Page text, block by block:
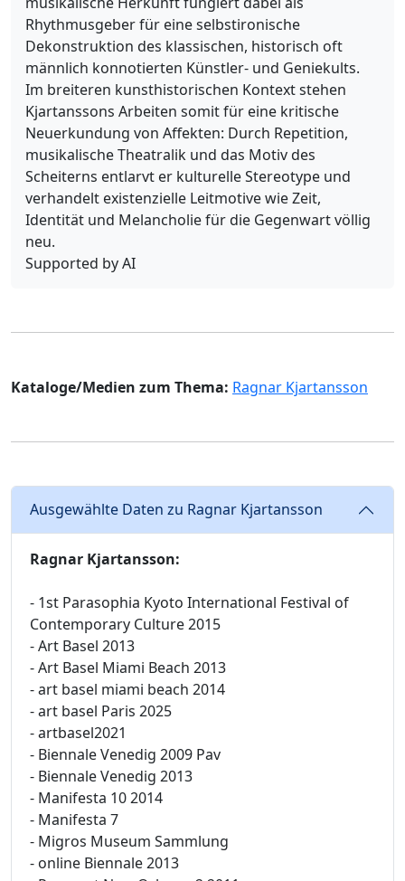
Rhythmusgeber für eine selbstironische
Dekonstruktion des klassischen, historisch oft
männlich konnotierten Künstler- und Geniekults.
Im breiteren kunsthistorischen Kontext stehen
Kjartanssons Arbeiten somit für eine kritische
Neuerkundung von Affekten: Durch Repetition,
musikalische Theatralik und das Motiv des
Scheiterns entlarvt er kulturelle Stereotype und
verhandelt existenzielle Leitmotive wie Zeit,
Identität und Melancholie für die Gegenwart völlig
neu.
Supported by AI
Kataloge/Medien zum Thema: Ragnar Kjartansson
Ausgewählte Daten zu Ragnar Kjartansson
Ragnar Kjartansson:
- 1st Parasophia Kyoto International Festival of
Contemporary Culture 2015
- Art Basel 2013
- Art Basel Miami Beach 2013
- art basel miami beach 2014
- art basel Paris 2025
- artbasel2021
- Biennale Venedig 2009 Pav
- Biennale Venedig 2013
- Manifesta 10 2014
- Manifesta 7
- Migros Museum Sammlung
- online Biennale 2013